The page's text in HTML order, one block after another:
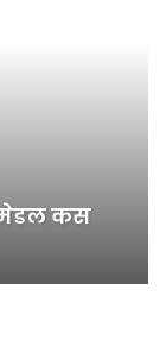
मेडल कस